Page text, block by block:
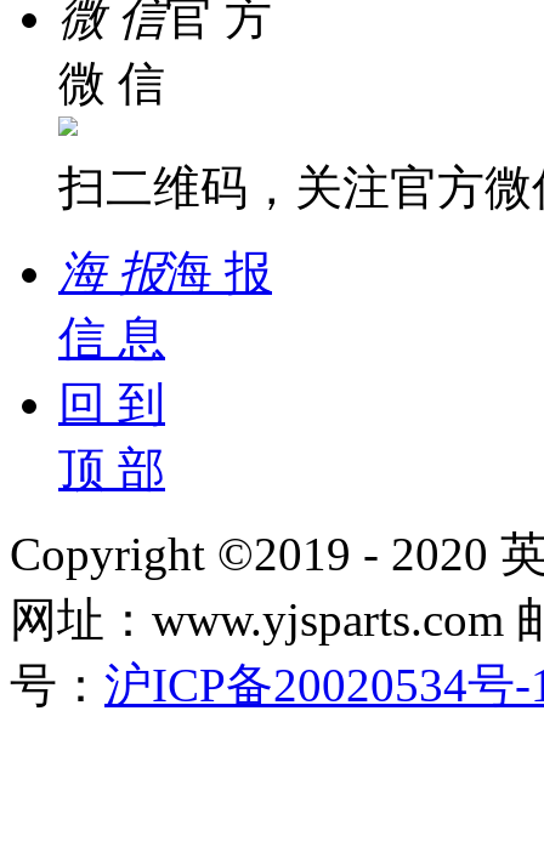
微 信官 方
微 信
扫二维码，关注官方微
海 报海 报
信 息
回 到
顶 部
Copyright ©2019 - 2020
网址：www.yjsparts.com
号： 沪ICP备20020534号-